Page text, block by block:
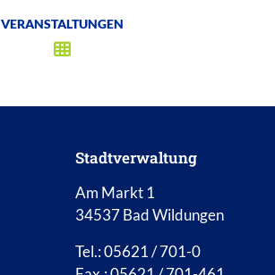
VERANSTALTUNGEN
Stadtverwaltung
Am Markt 1
34537 Bad Wildungen
Tel.: 05621 / 701-0